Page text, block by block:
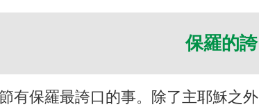
保羅的
有保羅最誇口的事。除了主耶穌之